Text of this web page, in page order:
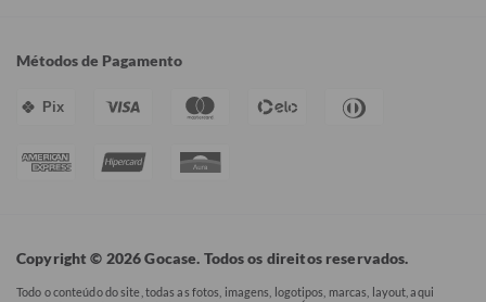
Métodos de Pagamento
Pix
Copyright © 2026 Gocase. Todos os direitos reservados.
Todo o conteúdo do site, todas as fotos, imagens, logotipos, marcas, layout, aqui